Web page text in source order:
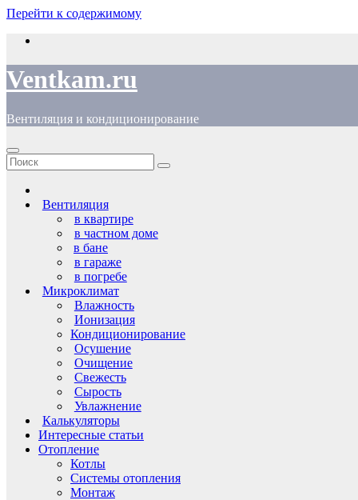
Перейти к содержимому
Ventkam.ru
Вентиляция и кондиционирование
Вентиляция
в квартире
в частном доме
в бане
в гараже
в погребе
Микроклимат
Влажность
Ионизация
Кондиционирование
Осушение
Очищение
Свежесть
Сырость
Увлажнение
Калькуляторы
Интересные статьи
Отопление
Котлы
Системы отопления
Монтаж